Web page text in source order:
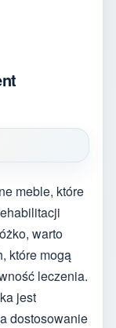
meble, które
warto
które mogą
leczenia.
jest
dostosowanie